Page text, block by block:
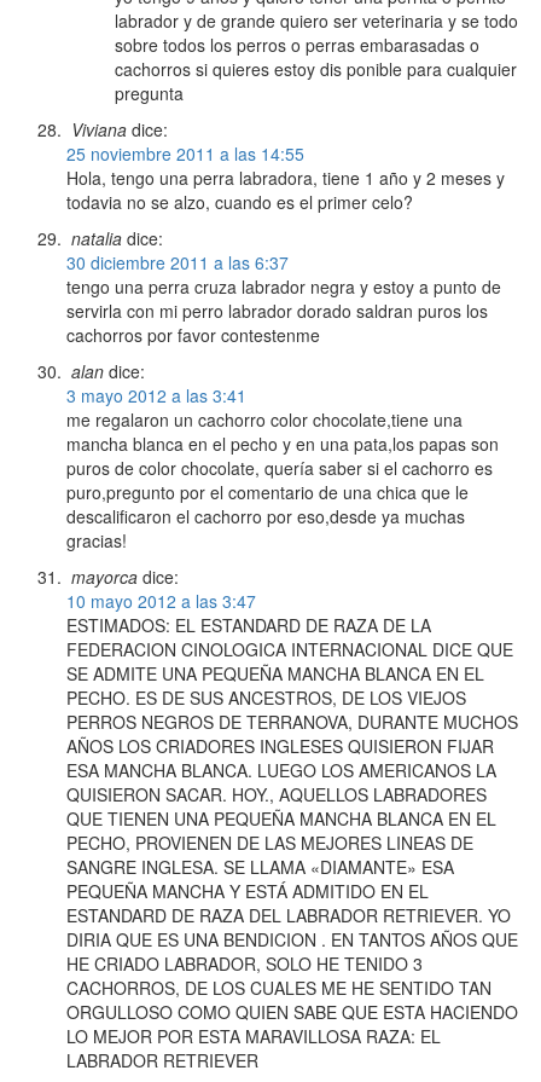
labrador y de grande quiero ser veterinaria y se todo
sobre todos los perros o perras embarasadas o
cachorros si quieres estoy dis ponible para cualquier
pregunta
Viviana dice:
25 noviembre 2011 a las 14:55
Hola, tengo una perra labradora, tiene 1 año y 2 meses y
todavia no se alzo, cuando es el primer celo?
natalia dice:
30 diciembre 2011 a las 6:37
tengo una perra cruza labrador negra y estoy a punto de
servirla con mi perro labrador dorado saldran puros los
cachorros por favor contestenme
alan dice:
3 mayo 2012 a las 3:41
me regalaron un cachorro color chocolate,tiene una
mancha blanca en el pecho y en una pata,los papas son
puros de color chocolate, quería saber si el cachorro es
puro,pregunto por el comentario de una chica que le
descalificaron el cachorro por eso,desde ya muchas
gracias!
mayorca dice:
10 mayo 2012 a las 3:47
ESTIMADOS: EL ESTANDARD DE RAZA DE LA
FEDERACION CINOLOGICA INTERNACIONAL DICE QUE
SE ADMITE UNA PEQUEÑA MANCHA BLANCA EN EL
PECHO. ES DE SUS ANCESTROS, DE LOS VIEJOS
PERROS NEGROS DE TERRANOVA, DURANTE MUCHOS
AÑOS LOS CRIADORES INGLESES QUISIERON FIJAR
ESA MANCHA BLANCA. LUEGO LOS AMERICANOS LA
QUISIERON SACAR. HOY., AQUELLOS LABRADORES
QUE TIENEN UNA PEQUEÑA MANCHA BLANCA EN EL
PECHO, PROVIENEN DE LAS MEJORES LINEAS DE
SANGRE INGLESA. SE LLAMA «DIAMANTE» ESA
PEQUEÑA MANCHA Y ESTÁ ADMITIDO EN EL
ESTANDARD DE RAZA DEL LABRADOR RETRIEVER. YO
DIRIA QUE ES UNA BENDICION . EN TANTOS AÑOS QUE
HE CRIADO LABRADOR, SOLO HE TENIDO 3
CACHORROS, DE LOS CUALES ME HE SENTIDO TAN
ORGULLOSO COMO QUIEN SABE QUE ESTA HACIENDO
LO MEJOR POR ESTA MARAVILLOSA RAZA: EL
LABRADOR RETRIEVER